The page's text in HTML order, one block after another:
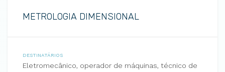
METROLOGIA DIMENSIONAL
DESTINATÁRIOS
Eletromecânico, operador de máquinas, técnico de